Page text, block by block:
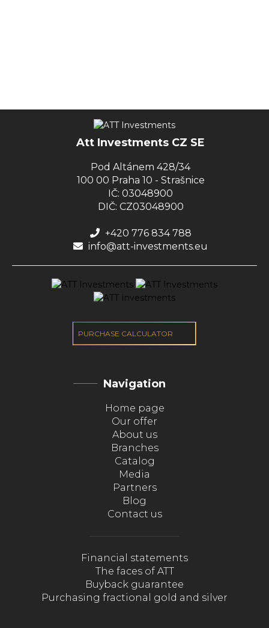
Att Investments CZ SE
Pod Altánem 428/34
100 00 Praha 10 - Strašnice
IČ: 03048900
DIČ: CZ03048900
+420 776 834 788
info@att-investments.eu
PURCHASE CALCULATOR
Navigation
Home page
Our offer
About us
Branches
Catalog
Media
Partners
Blog
Contact us
Financial statements
The faces of ATT
Buyback guarantee
Purchasing fractional gold and silver